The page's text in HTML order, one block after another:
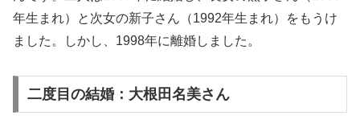
年生まれ）と次女の新子さん（1992年生まれ）をもうけ
ました。しかし、1998年に離婚しました。
二度目の結婚：大根田名美さん